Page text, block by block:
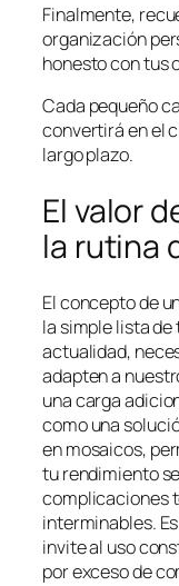
Finalmente,
organización
honesto con tus
Cada pequeño
convertirá en el
largo plazo.
El valor
la rutina
El concepto de
la simple lista de
actualidad,
adapten a
una carga
como una
en mosaicos,
tu rendimiento
complicaciones
interminables.
invite al uso
por exceso de